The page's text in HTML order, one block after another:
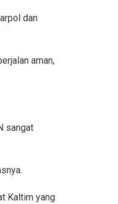
dan
aman,
sangat
Kaltim yang